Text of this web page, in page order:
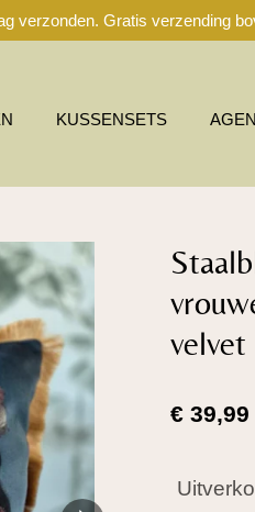
verzonden. Gratis verzending
KUSSENSETS
€ 39,99